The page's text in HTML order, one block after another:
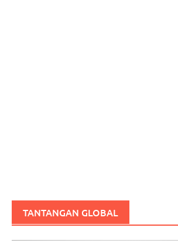
TANTANGAN GLOBAL